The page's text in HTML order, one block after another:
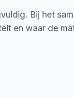
Bij het
en waar de